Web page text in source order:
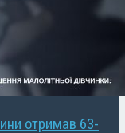
отримав 63-